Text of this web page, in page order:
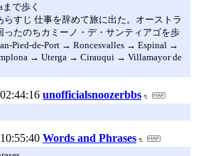
まで歩く
らすじ 仕事を辞めて旅に出た。オーストラ
ったのちカミーノ・デ・サンティアゴを歩
Pied-de-Port → Roncesvalles → Espinal →
→ Uterga → Cirauqui → Villamayor de
unofficialsnoozerbbs
Words and Phrases